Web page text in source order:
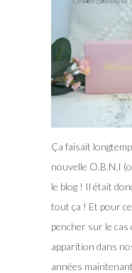
Ça faisait
nouvelle O.B.N.I
le blog ! Il était
tout ça ! Et pour
pencher sur le cas
apparition dans
années